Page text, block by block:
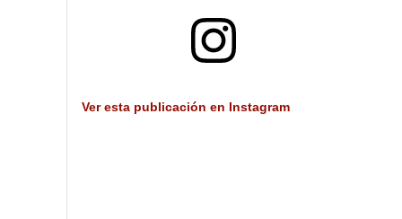
Ver esta publicación en Instagram